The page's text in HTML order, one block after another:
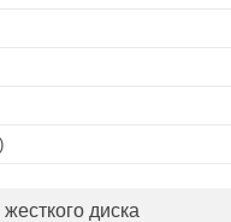
диска